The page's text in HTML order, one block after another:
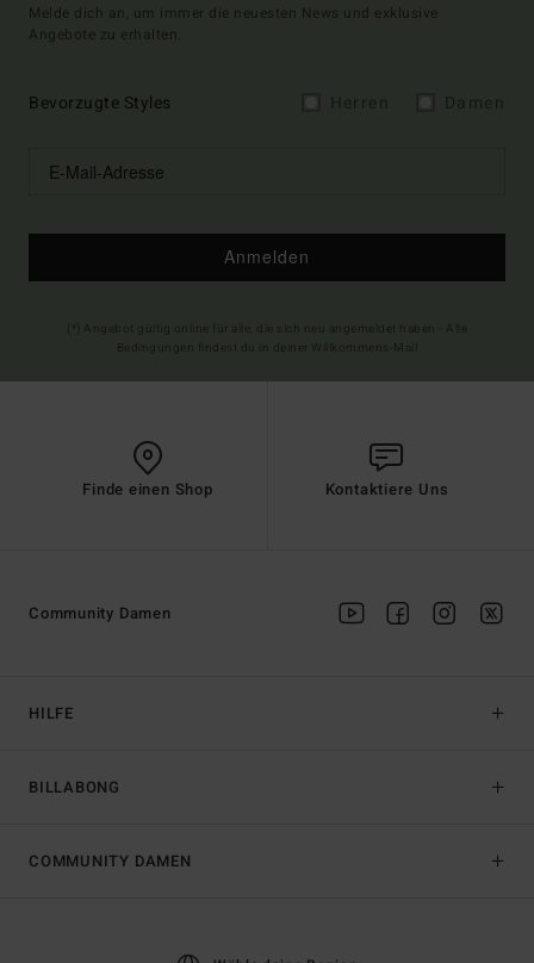
Melde dich an, um immer die neuesten News und exklusive
Angebote zu erhalten.
Bevorzugte Styles
Anmelden
Finde einen Shop Kontaktiere Uns
HILFE
BILLABONG
Community Damen
COMMUNITY DAMEN